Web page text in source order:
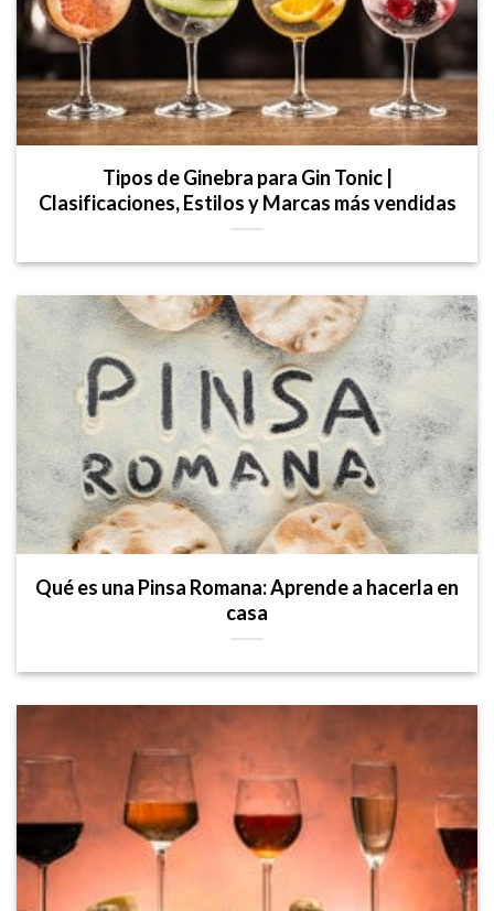
Tipos de Ginebra para Gin Tonic |
Clasificaciones, Estilos y Marcas más vendidas
Qué es una Pinsa Romana: Aprende a hacerla en
casa